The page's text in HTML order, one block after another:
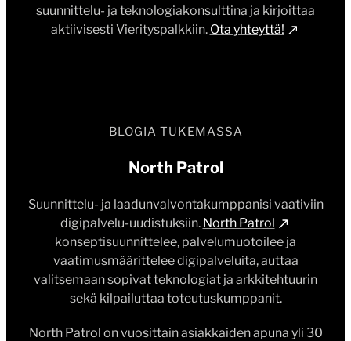
suunnittelu- ja teknologiakonsulttina ja kirjoittaa
aktiivisesti Vierityspalkkiin. Ota yhteyttä!
BLOGIA TUKEMASSA
North Patrol
Suunnittelu- ja laadunvalvontakumppanisi vaativiin
digipalvelu-uudistuksiin. North Patrol
konseptisuunnittelee, palvelumuotoilee ja
vaatimusmäärittelee digipalveluita, auttaa
valitsemaan sopivat teknologiat ja arkkitehtuurin
sekä kilpailuttaa toteutuskumppanit.
North Patrol on vuosittain asiakkaiden apuna yli 30